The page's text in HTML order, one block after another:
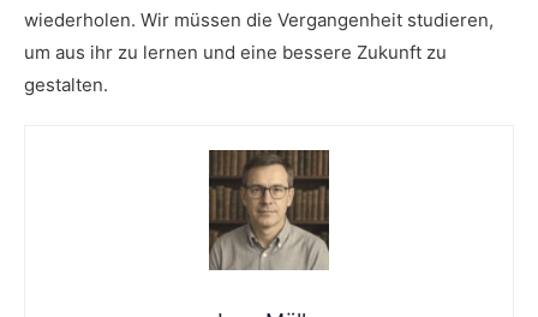
wiederholen. Wir müssen die Vergangenheit studieren,
um aus ihr zu lernen und eine bessere​ Zukunft zu
gestalten.